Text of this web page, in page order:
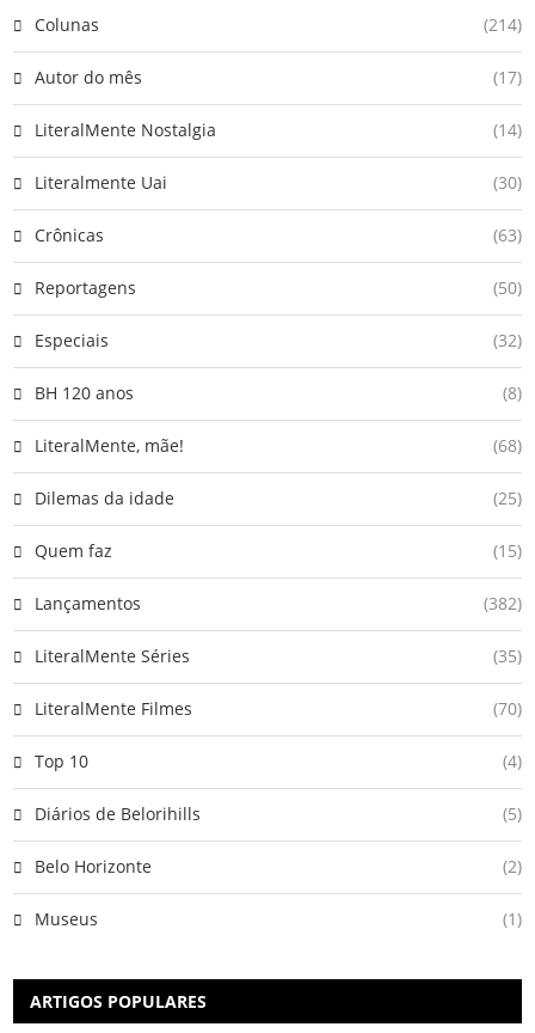
Colunas (214)
Autor do mês (17)
LiteralMente Nostalgia (14)
Literalmente Uai (30)
Crônicas (63)
Reportagens (50)
Especiais (32)
BH 120 anos (8)
LiteralMente, mãe! (68)
Dilemas da idade (25)
Quem faz (15)
Lançamentos (382)
LiteralMente Séries (35)
LiteralMente Filmes (70)
Top 10 (4)
Diários de Belorihills (5)
Belo Horizonte (2)
Museus (1)
ARTIGOS POPULARES